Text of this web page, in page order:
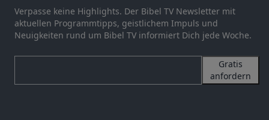
Verpasse keine Highlights. Der Bibel TV Newsletter mit
aktuellen Programmtipps, geistlichem Impuls und
Neuigkeiten rund um Bibel TV informiert Dich jede Woche.
Gratis
anfordern